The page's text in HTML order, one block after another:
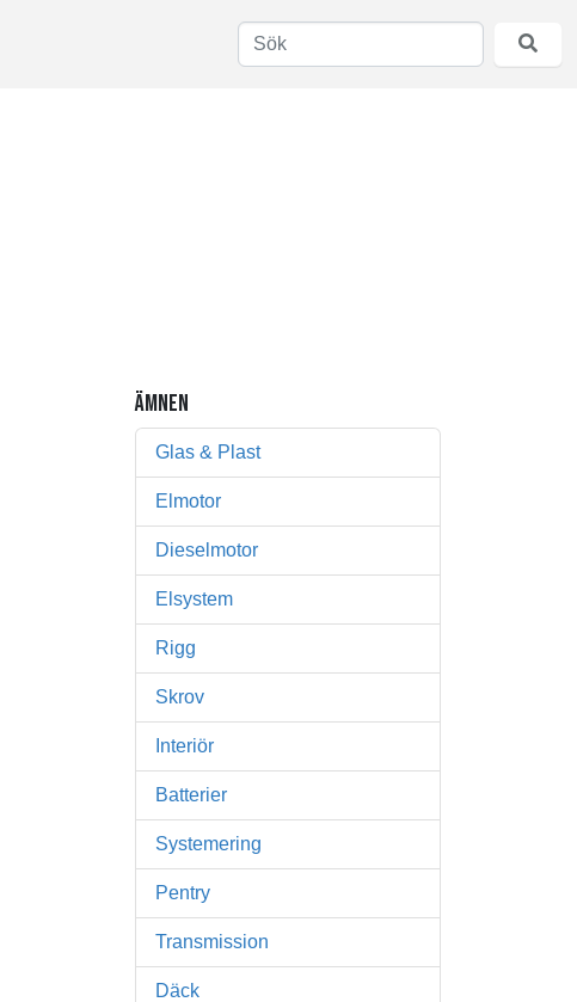
ÄMNEN
Glas & Plast
Elmotor
Dieselmotor
Elsystem
Rigg
Skrov
Interiör
Batterier
Systemering
Pentry
Transmission
Däck